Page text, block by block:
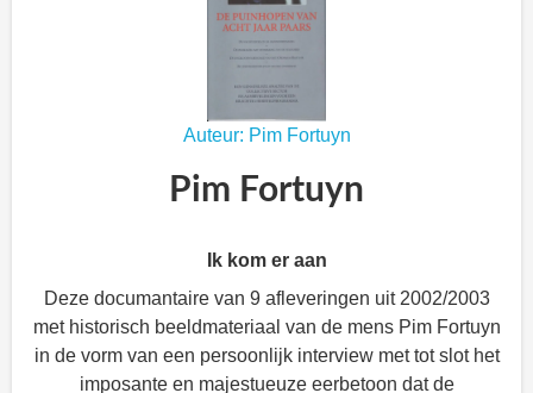
Auteur: Pim Fortuyn
Pim Fortuyn
Ik kom er aan
Deze documantaire van 9 afleveringen uit 2002/2003
met historisch beeldmateriaal van de mens Pim Fortuyn
in de vorm van een persoonlijk interview met tot slot het
imposante en majestueuze eerbetoon dat de